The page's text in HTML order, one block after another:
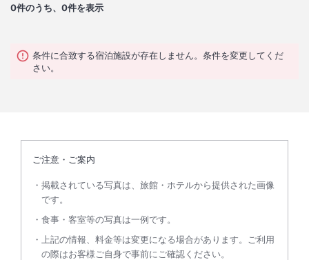
0件のうち、0件を表示
条件に合致する宿泊施設が存在しません。条件を変更してくだ
さい。
ご注意・ご案内
掲載されている写真は、旅館・ホテルから提供された画像
です。
食事・客室等の写真は一例です。
上記の情報、料金等は変更になる場合があります。ご利用
の際はお客様ご自身で事前にご確認ください。